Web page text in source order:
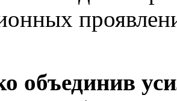
объединив